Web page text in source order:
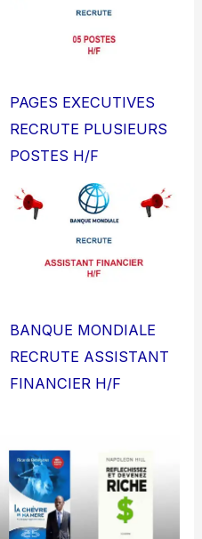
PAGES EXECUTIVES
RECRUTE PLUSIEURS
POSTES H/F
BANQUE MONDIALE
RECRUTE ASSISTANT
FINANCIER H/F